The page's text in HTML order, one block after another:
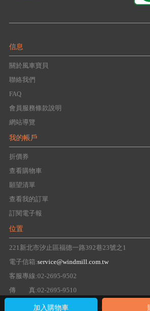
信息
關於風車寶貝
聯絡我們
FAQ
會員服務條款說明
網站導覽
我的帳戶
折價券
查看購物車
願望清單
查看我的訂單
訂閱電子報
位置
221新北市汐止區福德一路392巷23號之1
電子信箱:service@windmill.com.tw
客服專線:02-2695-9502
傳 真:02-2695-9510
Copyright 2016 windmill Group. All right reserved.